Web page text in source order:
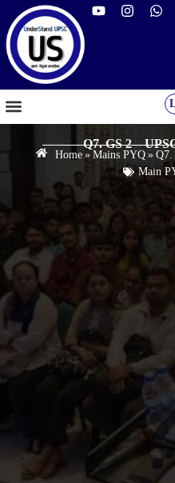
Q7. GS 2 –
Home » Mains PYQ » Q7.
Main